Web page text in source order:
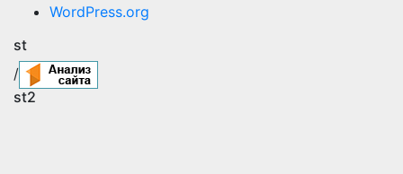
WordPress.org
st
/
st2